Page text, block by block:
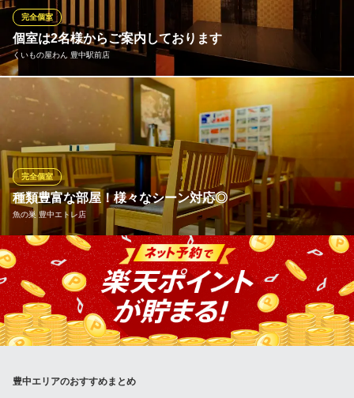
個室居酒屋 海鮮料理 さかなや道場 豊中駅前店
豊中駅居酒屋飲み放題
阪急宝塚線豊中駅 徒歩2分
大阪府豊中市玉井町1-3-2 1F
個室は2名様からご案内しております
くいもの屋わん 豊中駅前店
完全個室
多彩なシーンやご利用人数に合わせたお席へご案内いたします！
バリエーション豊かな個室を多数設けております。デートに使え
る2名様個室や飲み会や女子会に使える4名様・6名様・8名様向け
個室。10名様以上のご利用が出来る大型個室などを多数完備！落
ち着きのある空間でお食事をお楽しみ頂けます！
くいもの屋わん 豊中駅前店
個室のある和風居酒屋
阪急宝塚線豊中駅 徒歩1分
大阪府豊中市玉井町1-2-3 野口商事ビル3F
種類豊富な部屋！様々なシーン対応◎
魚の巣 豊中エトレ店
完全個室
大～小宴会などご利用シーンに合わせたお部屋を他種ご用意！最
大24名までご利用可能！6名～12名までの個室あり！ソファーも4
名様～8名様で落ち着いた雰囲気で大人気。和モダンの落ち着いた
店内は、高級感すら感じますが、お値段はリーズナブル！いつで
も気軽に楽しめる好アクセスの海鮮居酒屋！
寿司・漁師料理
豊中エリアのおすすめまとめ